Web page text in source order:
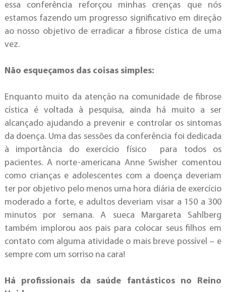
essa conferência reforçou minhas crenças que nós
estamos fazendo um progresso significativo em direção
ao nosso objetivo de erradicar a fibrose cística de uma
vez.
Não esqueçamos das coisas simples:
Enquanto muito da atenção na comunidade de fibrose
cística é voltada à pesquisa, ainda há muito a ser
alcançado ajudando a prevenir e controlar os sintomas
da doença. Uma das sessões da conferência foi dedicada
à importância do exercício físico para todos os
pacientes. A norte-americana Anne Swisher comentou
como crianças e adolescentes com a doença deveriam
ter por objetivo pelo menos uma hora diária de exercício
moderado a forte, e adultos deveriam visar a 150 a 300
minutos por semana. A sueca Margareta Sahlberg
também implorou aos pais para colocar seus filhos em
contato com alguma atividade o mais breve possível – e
sempre com um sorriso na cara!
Há profissionais da saúde fantásticos no Reino